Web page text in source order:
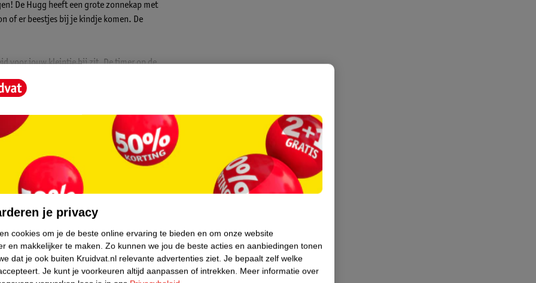
De Hugg heeft een grote zonnekap met
of er beestjes bij je kindje komen. De
voor jouw kleintje bij zit. De timer op de
je kindje heerlijk in slaap kan
verschillende melodietjes die af te
afstandsbediening. De swing werkt op de
je privacy
cookies om je de beste online ervaring te bieden en om onze website
en makkelijker te maken. Zo kunnen we jou de beste acties en aanbiedingen tonen
dat je ook buiten Kruidvat.nl relevante advertenties ziet. Je bepaalt zelf welke
Je kunt je voorkeuren altijd aanpassen of intrekken. Meer informatie over